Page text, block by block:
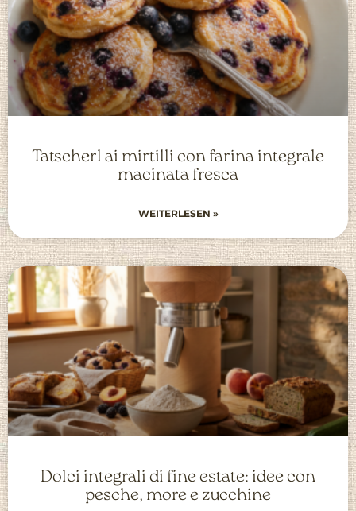
Tatscherl ai mirtilli con farina integrale
macinata fresca
WEITERLESEN »
Dolci integrali di fine estate: idee con
pesche, more e zucchine